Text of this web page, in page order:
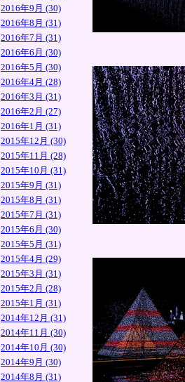
2016年9月 (30)
2016年8月 (31)
2016年7月 (31)
2016年6月 (30)
2016年5月 (30)
2016年4月 (28)
2016年3月 (31)
2016年2月 (27)
2016年1月 (31)
2015年12月 (30)
2015年11月 (28)
2015年10月 (31)
2015年9月 (31)
2015年8月 (31)
2015年7月 (31)
2015年6月 (30)
2015年5月 (31)
2015年4月 (29)
2015年3月 (31)
2015年2月 (28)
2015年1月 (31)
2014年12月 (31)
2014年11月 (30)
2014年10月 (30)
2014年9月 (30)
2014年8月 (31)